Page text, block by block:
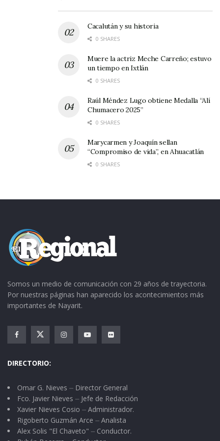
lanzadores fueron, por los locales Saapy Pérez,
ocupando el apoyo de Daniel Miramontes y de
Carlos Hernández. Por los visitantes trabajaron
en el montículo de las responsabilidades, César
Antonio Córdova y Gustavo Enrique Martínez.
Sobre el particular de esta serie te informaré
con lujos de detalles para que te encuentres
Cacalután y su historia
0 SHARES
Muere la actriz Meche Carreño; estuvo
un tiempo en Ixtlán
0 SHARES
Raúl Méndez Lugo obtiene Medalla “Alí
Chumacero 2025”
0 SHARES
Marycarmen y Joaquín sellan
“Compromiso de vida”, en Ahuacatlán
0 SHARES
Somos un medio de comunicación con 29 años de trayectoria.
Por nuestras páginas han aparecido los acontecimientos más
importantes de Nayarit.
DIRECTORIO:
Omar G. Nieves ⏤ Director General
Fco. Javier Nieves ⏤ Jefe de Redacción
Xavier Nieves Cosio ⏤ Administrador.
Rigoberto Guzmán Arce ⏤ Analista
Alex Solis "El Chaveto" ⏤ Conductor.